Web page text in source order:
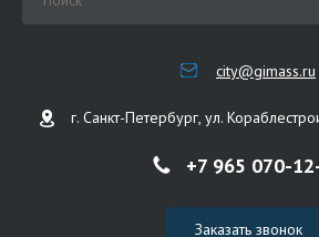
city@gimass.ru
г. Санкт-Петербург, ул.
+7 965 070-
Заказать звонок